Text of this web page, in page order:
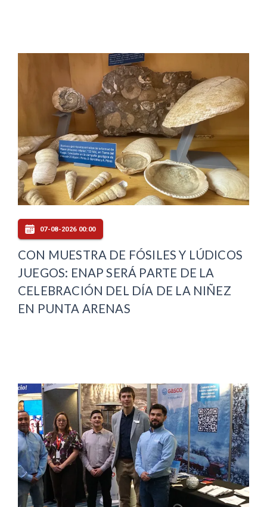
07-08-2026 00:00
CON MUESTRA DE FÓSILES Y LÚDICOS
JUEGOS: ENAP SERÁ PARTE DE LA
CELEBRACIÓN DEL DÍA DE LA NIÑEZ
EN PUNTA ARENAS